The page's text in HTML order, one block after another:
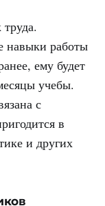
навыки работы
ему будет
учебы.
с
в
и других